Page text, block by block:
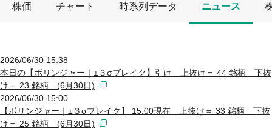
株価 チャート 時系列データ ニュース
2026/06/30 15:38
本日の【ボリンジャー｜±３σブレイク】引け 上抜け＝ 44 銘柄 下抜
け＝ 23 銘柄 (6月30日)
2026/06/30 15:00
【ボリンジャー｜±３σブレイク】 15:00現在 上抜け＝ 33 銘柄 下抜
け＝ 25 銘柄 (6月30日)